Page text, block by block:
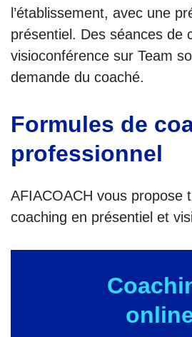
l’établissement, avec une
présentiel. Des séances de
visioconférence sur Team
demande du coaché.
Formules de
professionnel
AFIACOACH vous propose
coaching en présentiel et